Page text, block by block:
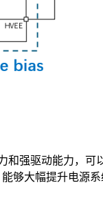
和强驱动能力，可
够大幅提升电源系